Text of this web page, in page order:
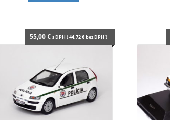
55,00€ s DPH (44,72€bez DPH )